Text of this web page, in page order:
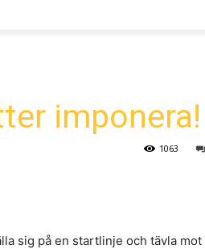
imponera!
1063
sig på en startlinje och tävla mot